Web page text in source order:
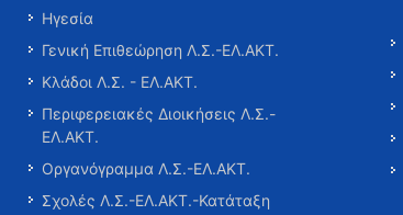
Ηγεσία
Γενική Επιθεώρηση Λ.Σ.-ΕΛ.ΑΚΤ.
Κλάδοι Λ.Σ. - ΕΛ.ΑΚΤ.
Περιφερειακές Διοικήσεις Λ.Σ.-
ΕΛ.ΑΚΤ.
Οργανόγραμμα Λ.Σ.-ΕΛ.ΑΚΤ.
Σχολές Λ.Σ.-ΕΛ.ΑΚΤ.-Κατάταξη